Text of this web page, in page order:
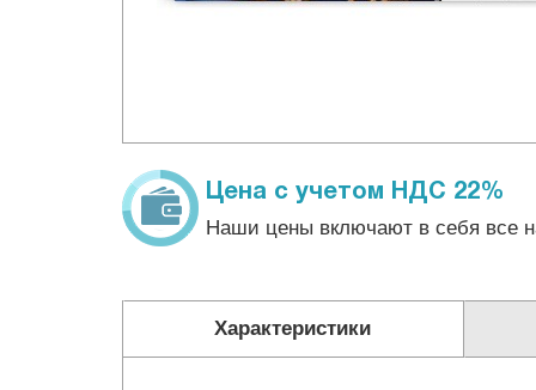
Цена с учетом НДС 22%
Наши цены включают в себя все
Характеристики